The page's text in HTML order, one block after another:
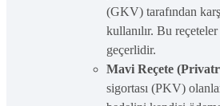
(GKV) tarafından
kullanılır. Bu
geçerlidir.
Mavi Reçete
sigortası (PKV)